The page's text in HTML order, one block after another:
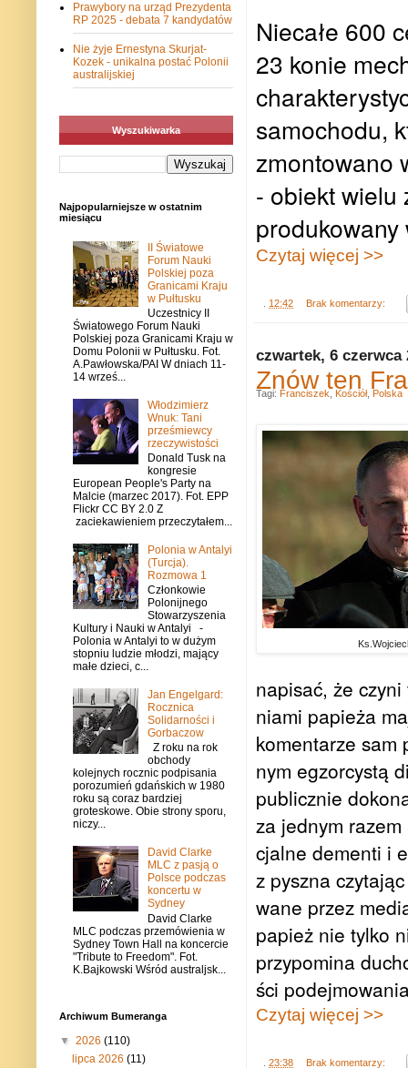
Niecałe 600
23 konie
samochodu,
zmontowano
- obiekt wielu
Czytaj więcej >>
12:42 Brak komentarzy:
czwartek, 6 czerwca
Znów ten
napi­sać, że
niami papieża
komen­ta­rze sam
nym egzor­cy­stą
publicz­nie
za jed­nym
cjalne dementi i
z pyszna
wane przez
papież nie tylko
przy­po­mina
ści
Czytaj więcej >>
23:38 Brak komentarzy:
Tagi: Franciszek Kościół, Polska
Prawybory na urząd Prezydenta
RP 2025 - debata 7 kandydatów
Nie żyje Ernestyna Skurjat-
Kozek - unikalna postać Polonii
australijskiej
Wyszukiwarka
Najpopularniejsze w ostatnim
miesiącu
II Światowe
Forum Nauki
Polskiej poza
Granicami Kraju
w Pułtusku
Uczestnicy II
Światowego Forum Nauki
Polskiej poza Granicami Kraju w
Domu Polonii w Pułtusku. Fot.
A.Pawłowska/PAI W dniach 11-
14 wrześ...
Włodzimierz
Wnuk: Tani
prześmiewcy
rzeczywistości
Donald Tusk na
kongresie
European People's Party na
Malcie (marzec 2017). Fot. EPP
Flickr CC BY 2.0 Z
zaciekawieniem przeczytałem...
Polonia w Antalyi
(Turcja).
Rozmowa 1
Członkowie
Polonijnego
Stowarzyszenia
Kultury i Nauki w Antalyi -
Polonia w Antalyi to w dużym
stopniu ludzie młodzi, mający
małe dzieci, c...
Jan Engelgard:
Rocznica
Solidarności i
Gorbaczow
Z roku na rok
obchody
kolejnych rocznic podpisania
porozumień gdańskich w 1980
roku są coraz bardziej
groteskowe. Obie strony sporu,
niczy...
David Clarke
MLC z pasją o
Polsce podczas
koncertu w
Sydney
David Clarke
MLC podczas przemówienia w
Sydney Town Hall na koncercie
"Tribute to Freedom". Fot.
K.Bajkowski Wśród australjsk...
Archiwum Bumeranga
▼ 2026 (110)
lipca 2026(11)